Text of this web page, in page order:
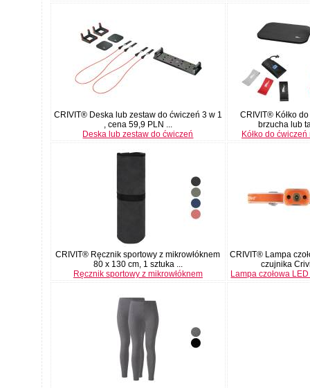
CRIVIT® Deska lub zestaw do ćwiczeń 3 w 1
, cena 59,9 PLN ...
Deska lub zestaw do ćwiczeń
CRIVIT® Kółko
brzucha lub
Kółko do
CRIVIT® Ręcznik sportowy z mikrowłóknem
80 x 130 cm, 1 sztuka ...
Ręcznik sportowy z mikrowłóknem
CRIVIT® Lampa
czujnika
Lampa czołowa